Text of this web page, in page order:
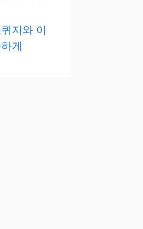
지와 이
게